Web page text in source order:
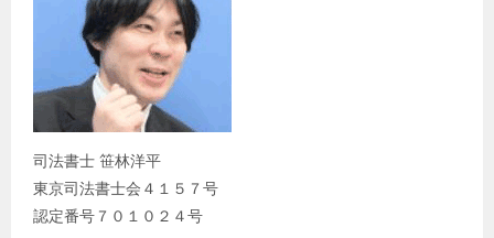
司法書士 笹林洋平
東京司法書士会４１５７号
認定番号７０１０２４号